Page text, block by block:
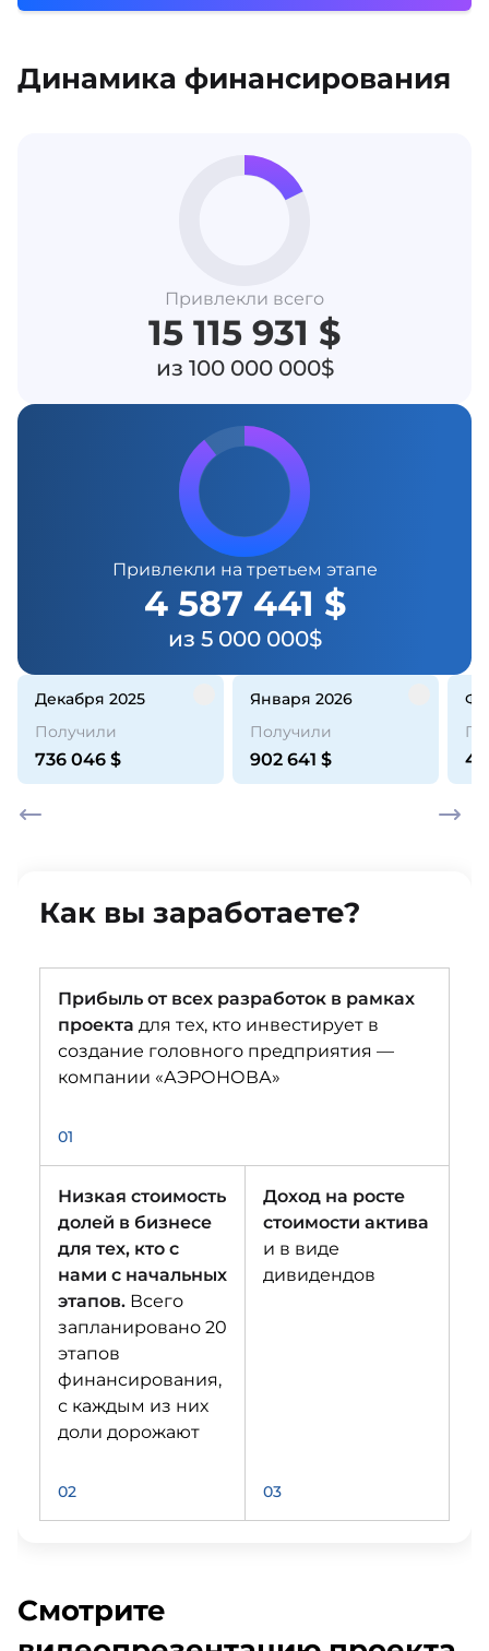
Динамика финансирования
Привлекли всего
15 115 931 $
из 100 000 000$
Привлекли на третьем этапе
4 587 441 $
из 5 000 000$
декабря 2025
Получили
736 046 $
января 2026
Получили
902 641 $
Как вы заработаете?
Прибыль от всех разработок в рамках
проекта для тех, кто инвестирует в
создание головного предприятия —
компании «АЭРОНОВА»
01
Низкая стоимость
долей в бизнесе
для тех, кто с
нами с начальных
этапов. Всего
запланировано 20
этапов
финансирования,
с каждым из них
доли дорожают
02
Доход на росте
стоимости актива
и в виде
дивидендов
03
Смотрите